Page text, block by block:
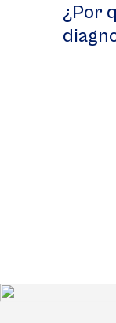
¿Por